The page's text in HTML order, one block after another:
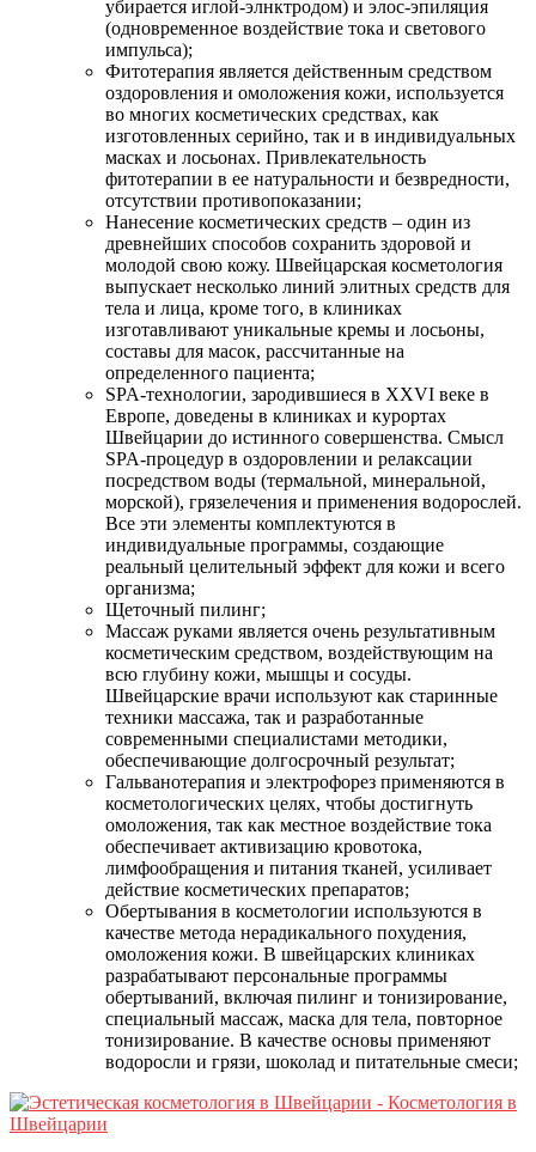
убирается иглой-элнктродом) и элос-эпиляция
(одновременное воздействие тока и светового
импульса);
Фитотерапия является действенным средством
оздоровления и омоложения кожи, используется
во многих косметических средствах, как
изготовленных серийно, так и в индивидуальных
масках и лосьонах. Привлекательность
фитотерапии в ее натуральности и безвредности,
отсутствии противопоказании;
Нанесение косметических средств – один из
древнейших способов сохранить здоровой и
молодой свою кожу. Швейцарская косметология
выпускает несколько линий элитных средств для
тела и лица, кроме того, в клиниках
изготавливают уникальные кремы и лосьоны,
составы для масок, рассчитанные на
определенного пациента;
SPA-технологии, зародившиеся в XXVI веке в
Европе, доведены в клиниках и курортах
Швейцарии до истинного совершенства. Смысл
SPA-процедур в оздоровлении и релаксации
посредством воды (термальной, минеральной,
морской), грязелечения и применения водорослей.
Все эти элементы комплектуются в
индивидуальные программы, создающие
реальный целительный эффект для кожи и всего
организма;
Щеточный пилинг;
Массаж руками является очень результативным
косметическим средством, воздействующим на
всю глубину кожи, мышцы и сосуды.
Швейцарские врачи используют как старинные
техники массажа, так и разработанные
современными специалистами методики,
обеспечивающие долгосрочный результат;
Гальванотерапия и электрофорез применяются в
косметологических целях, чтобы достигнуть
омоложения, так как местное воздействие тока
обеспечивает активизацию кровотока,
лимфообращения и питания тканей, усиливает
действие косметических препаратов;
Обертывания в косметологии используются в
качестве метода нерадикального похудения,
омоложения кожи. В швейцарских клиниках
разрабатывают персональные программы
обертываний, включая пилинг и тонизирование,
специальный массаж, маска для тела, повторное
тонизирование. В качестве основы применяют
водоросли и грязи, шоколад и питательные смеси;